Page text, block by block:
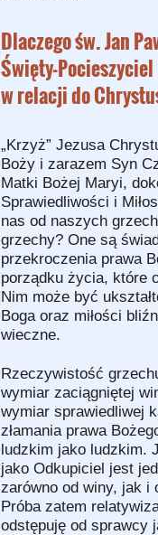
Dlaczego św. Jan
Święty-Pocieszyciel
w relacji do
„Krzyż” Jezusa
Boży i zarazem Syn
Matki Bożej Maryi,
Sprawiedliwości i
nas od naszych
grzechy? One są
przekroczenia prawa
porządku życia, które
Nim może być
Boga oraz miłości
wieczne.
Rzeczywistość
wymiar zaciągniętej
wymiar sprawiedliwej
złamania prawa
ludzkim jako ludzkim.
jako Odkupiciel jest
zarówno od winy, jak i
Próba zatem
odstępuję od sprawcy